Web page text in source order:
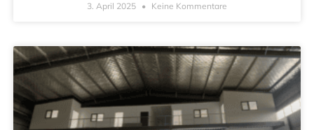
3. April 2025 Keine Kommentare